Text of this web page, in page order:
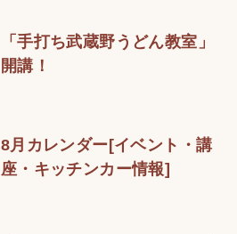
「手打ち武蔵野うどん教室」
開講！
8月カレンダー[イベント・講
座・キッチンカー情報]